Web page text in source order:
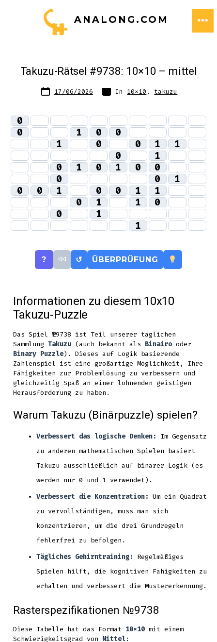
ANALONG.COM
Takuzu-Rätsel #9738: 10×10 – mittel
Datum
des 17/06/2026 Kategorien
In 10x10 , takuzu
0
0
1 0
0
1
0 0 1
1
0
1
0
1 0 1 0
0
0
0
1
0
0 1 0 0 1
1
0
1 1
0
0
1
1
? ↺ ÜBERPRÜFUNG
Informationen zu diesem 10x10
Takuzu-Puzzle
Das Spiel №9738 ist Teil unserer täglichen
SammlungTakuzu (auch bekannt als Binairo oder
Binary Puzzle). Dieses auf Logik basierende
Zahlenspiel ist eine großartige Möglichkeit, Ihre
Fähigkeiten zur Problemlösung zu verbessern und
gleichzeitig Spaß an einer lohnenden geistigen
Herausforderung zu haben.
Warum Takuzu (Binärpuzzle) spielen?
Verbessert das logische Denken:
Im Gegensatz
zu anderen mathematischen Spielen basiert
Takuzu ausschließlich auf binärer Logik (es
werden nur 0 und 1 verwendet).
Verbessert die Konzentration: Um ein Quadrat
zu vervollständigen, muss man sich
konzentrieren, um die drei Grundregeln
fehlerfrei zu befolgen.
Tägliches Gehirntraining:
Regelmäßiges
Spielen hilft, die kognitiven Fähigkeiten zu
erhalten und verbessert die Mustererkennung.
Rasterspezifikationen №9738
Diese Tabelle hat das Format 10x10 mit einem
Schwierigkeitsgrad von Mittel: